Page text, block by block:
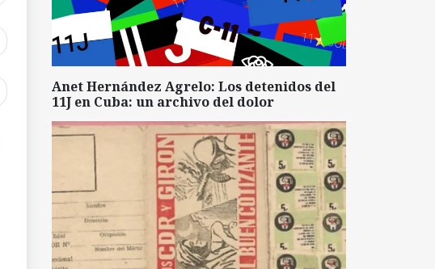
Anet Hernández Agrelo: Los detenidos del
11J en Cuba: un archivo del dolor